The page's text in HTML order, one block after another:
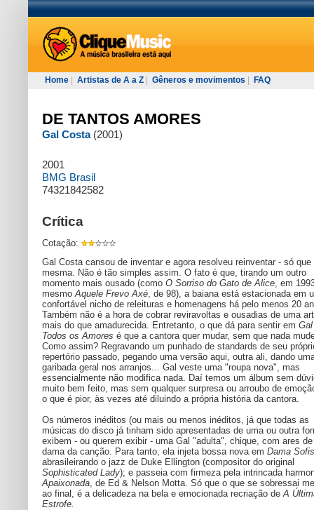
Home Artistas de A a Z Gêneros e movimentos FAQ
DE TANTOS AMORES
Gal Costa (2001)
2001
BMG Brasil
74321842582
Crítica
Cotação:
Gal Costa cansou de inventar e agora resolveu reinventar - só que
mesma. Não é tão simples assim. O fato é que, tirando um outro
momento mais ousado (como O Sorriso do Gato de Alice, em
mesmoAquele Frevo Axé, de 98), a baiana está estacionada em
confortável nicho de releituras e homenagens há pelo menos 20
Também não é a hora de cobrar reviravoltas e ousadias de uma
mais do que amadurecida. Entretanto, o que dá para sentir em
Todos os Amores é que a cantora quer mudar, sem que nada
Como assim? Regravando um punhado de standards de seu
repertório passado, pegando uma versão aqui, outra ali, dando
garibada geral nos arranjos... Gal veste uma "roupa nova", mas
essencialmente não modifica nada. Daí temos um álbum sem
muito bem feito, mas sem qualquer surpresa ou arroubo de
o que é pior, às vezes até diluindo a própria história da cantora.
Os números inéditos (ou mais ou menos inéditos, já que todas as
músicas do disco já tinham sido apresentadas de uma ou outra
exibem - ou querem exibir - uma Gal "adulta", chique, com ares de
dama da canção. Para tanto, ela injeta bossa nova em Dama
abrasileirando o jazz de Duke Ellington (compositor do original
Sophisticated Lady); e passeia com firmeza pela intrincada
Apaixonada, de Ed & Nelson Motta. Só que o que se sobressai
ao final, é a delicadeza na bela e emocionada recriação deA
Estrofe.